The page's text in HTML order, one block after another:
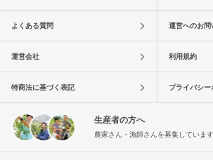
よくある質問 運営へのお問
運営会社 利用規約
特商法に基づく表記 プライバシー
生産者の方へ
農家さん・漁師さんを募集していま